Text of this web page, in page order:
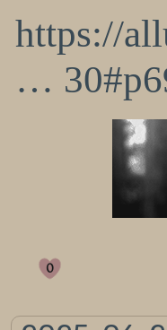
https://
…
0